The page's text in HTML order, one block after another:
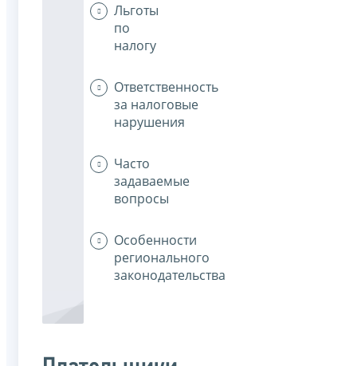
Льготы
по
налогу
Ответственность
за налоговые
нарушения
Часто
задаваемые
вопросы
Особенности
регионального
законодательства